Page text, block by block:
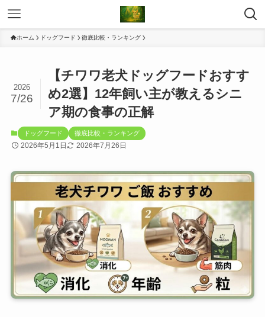
ホーム ドッグフード 徹底比較・ランキング
【チワワ老犬ドッグフードおすす
め2選】12年飼い主が教えるシニ
ア期の食事の正解
2026
7/26
ドッグフード 徹底比較・ランキング
2026年5月1日 2026年7月26日